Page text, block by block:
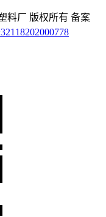
料厂 版权所有 备案